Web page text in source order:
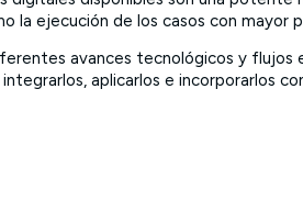
la ejecución de los casos con mayor
avances tecnológicos y flujos
aplicarlos e incorporarlos